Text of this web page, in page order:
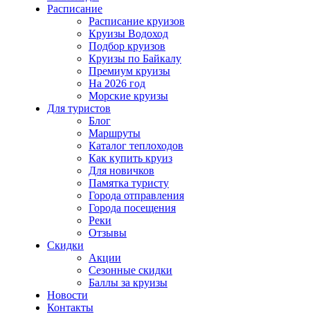
Расписание
Расписание круизов
Круизы Водоход
Подбор круизов
Круизы по Байкалу
Премиум круизы
На 2026 год
Морские круизы
Для туристов
Блог
Маршруты
Каталог теплоходов
Как купить круиз
Для новичков
Памятка туристу
Города отправления
Города посещения
Реки
Отзывы
Скидки
Акции
Сезонные скидки
Баллы за круизы
Новости
Контакты